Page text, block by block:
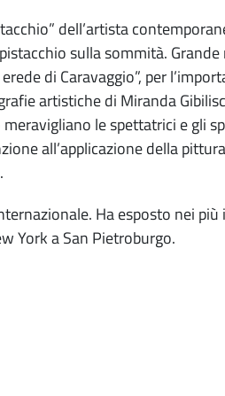
dell’artista
sulla sommità.
di Caravaggio”, per
artistiche di Miranda
le spettatrici e gli
all’applicazione della
Ha esposto nei
York a San Pietroburgo.